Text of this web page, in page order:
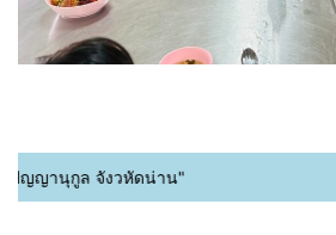
ล จังวหัดน่าน"